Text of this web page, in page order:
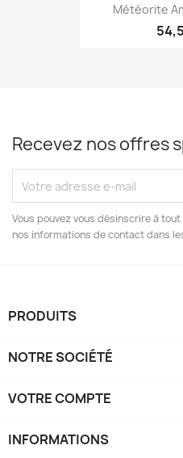
Météorite
Recevez nos offres
Vous pouvez vous désinscrire à
nos informations de contact dans
PRODUITS
NOTRE SOCIÉTÉ
VOTRE COMPTE
INFORMATIONS